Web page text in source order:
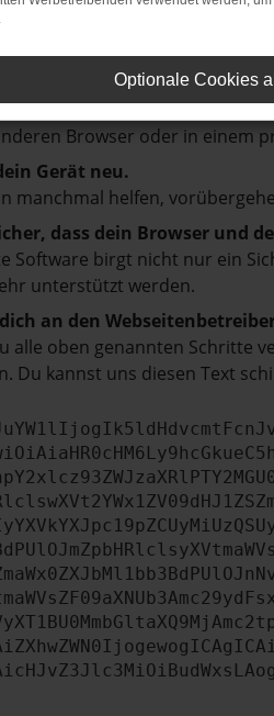
deine Firewall und deine
Browsererweiterungen.
Erweiterungen, wie
Browser oder in einem
Gerät neu.
manchmal helfen,
dass dein Browser und
Software birgt nicht nur ein
unterstützt werden.
an den
alle oben genannten Schritte
Du kannst uns diesen Text
Optionale Cookies